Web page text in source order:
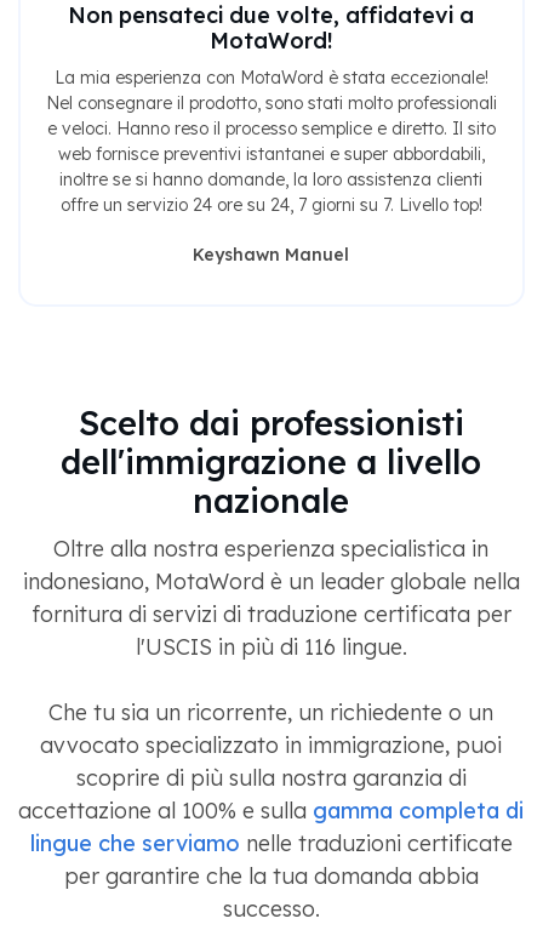
Non pensateci due volte, affidatevi a
MotaWord!
La mia esperienza con MotaWord è stata eccezionale!
Nel consegnare il prodotto, sono stati molto professionali
e veloci. Hanno reso il processo semplice e diretto. Il sito
web fornisce preventivi istantanei e super abbordabili,
inoltre se si hanno domande, la loro assistenza clienti
offre un servizio 24 ore su 24, 7 giorni su 7. Livello top!
Keyshawn Manuel
Scelto dai professionisti
dell'immigrazione a livello
nazionale
Oltre alla nostra esperienza specialistica in
indonesiano, MotaWord è un leader globale nella
fornitura di servizi di traduzione certificata per
l'USCIS in più di 116 lingue.
Che tu sia un ricorrente, un richiedente o un
avvocato specializzato in immigrazione, puoi
scoprire di più sulla nostra garanzia di
accettazione al 100% e sulla gamma completa di
lingue che serviamo nelle traduzioni certificate
per garantire che la tua domanda abbia
successo.